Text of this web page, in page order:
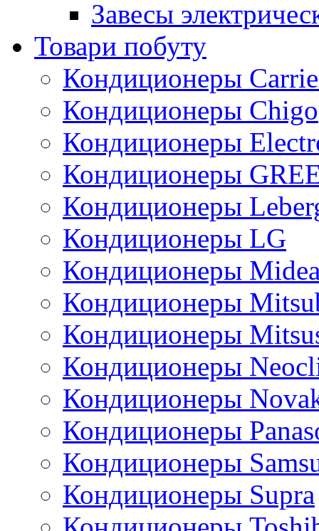
Завесы
Товари побуту
Кондиционеры
Кондиционеры Chigo
Кондиционеры
Кондиционеры
Кондиционеры
Кондиционеры LG
Кондиционеры
Кондиционеры
Кондиционеры
Кондиционеры
Кондиционеры
Кондиционеры
Кондиционеры
Кондиционеры Supra